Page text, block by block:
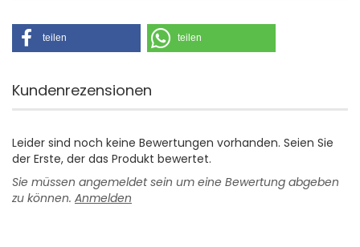
teilen teilen
Kundenrezensionen
Leider sind noch keine Bewertungen vorhanden. Seien Sie
der Erste, der das Produkt bewertet.
Sie müssen angemeldet sein um eine Bewertung abgeben
zu können. Anmelden